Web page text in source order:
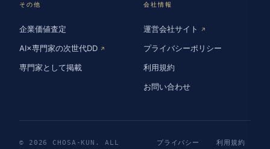
その他
企業価値査定
AI×専門家の次世代DD ↗
専門家として掲載
会社情報
運営会社サイト ↗
プライバシーポリシー
利用規約
お問い合わせ
© 2026 CHOSA-KUN. ALL プライバシー 利用規約